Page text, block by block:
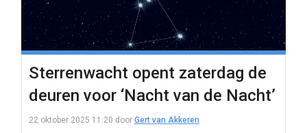
Sterrenwacht opent zaterdag de
deuren voor ‘Nacht van de Nacht’
22 oktober 2025 11:20 door Gert van Akkeren